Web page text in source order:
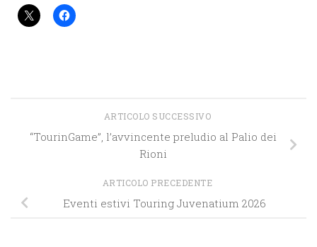
ARTICOLO SUCCESSIVO
“TourinGame”, l’avvincente preludio al Palio dei
Rioni
ARTICOLO PRECEDENTE
Eventi estivi Touring Juvenatium 2026